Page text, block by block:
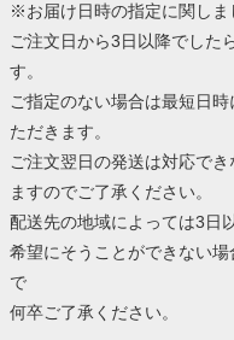
※お届け日時の指定に関しま
ご注文日から3日以降でした
す。
ご指定のない場合は最短日
ただきます。
ご注文翌日の発送は対応で
ますのでご了承ください。
配送先の地域によっては3日
希望にそうことができない
で
何卒ご了承ください。